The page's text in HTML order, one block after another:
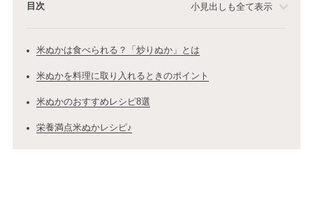
目次 小見出しも全て表示
米ぬかは食べられる？「炒りぬか」とは
米ぬかを料理に取り入れるときのポイント
米ぬかのおすすめレシピ8選
栄養満点米ぬかレシピ♪